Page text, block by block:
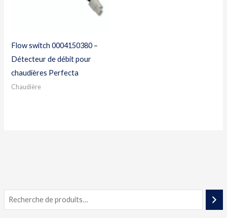
Flow switch 0004150380 –
Détecteur de débit pour
chaudières Perfecta
Chaudière